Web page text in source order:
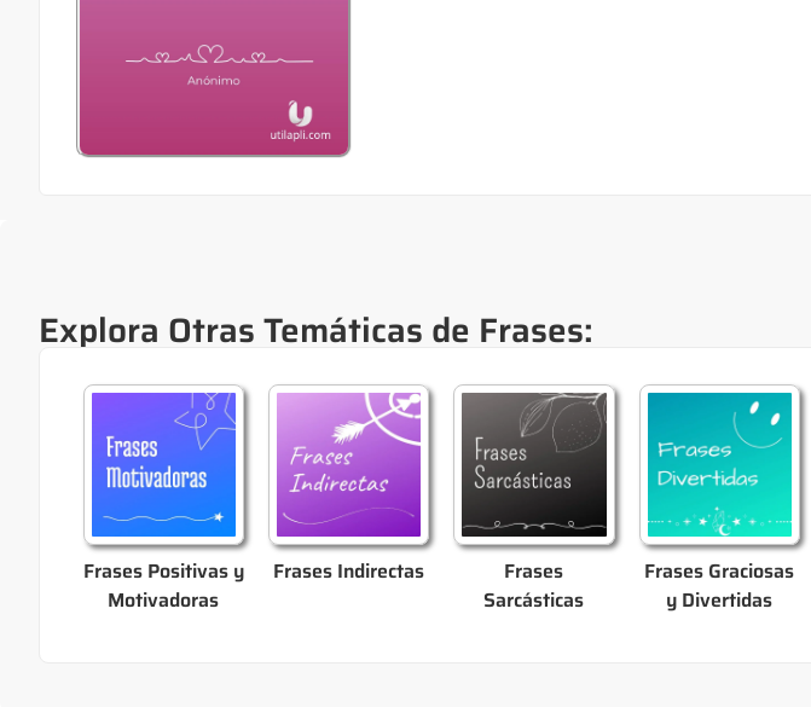
Explora Otras Temáticas de Frases:
Frases Positivas y
Motivadoras
Frases Indirectas
Frases
Sarcásticas
Frases Graciosas
y Divertidas